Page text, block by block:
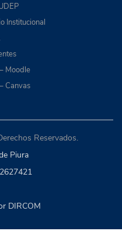
Institucional
Moodle
Canvas
Reservados.
Piura
DIRCOM